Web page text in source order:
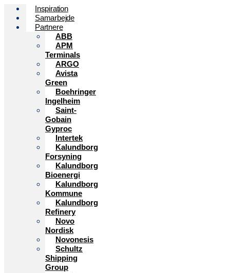
Inspiration
Samarbejde
Partnere
ABB
APM
Terminals
ARGO
Avista
Green
Boehringer
Ingelheim
Saint-
Gobain
Gyproc
Intertek
Kalundborg
Forsyning
Kalundborg
Bioenergi
Kalundborg
Kommune
Kalundborg
Refinery
Novo
Nordisk
Novonesis
Schultz
Shipping
Group